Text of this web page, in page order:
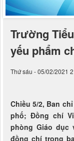
Trường
yếu phẩm
Thứ sáu - 05/02/2021
Chiều 5/2, Ban
phố; Đồng chí
phòng Giáo dục